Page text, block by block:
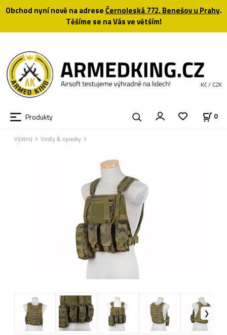
Obchod nyní nově na adreseČernoleská 772, Benešov u Prahy.
Těšíme se na Vás ve větším!
Produkty 0
Kč / CZK
Výstroj Vesty & opasky